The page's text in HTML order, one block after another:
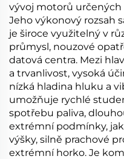
vývoj motorů určených
Jeho výkonový rozsah
je široce využitelný v
průmysl, nouzové
datová centra. Mezi
a trvanlivost, vysoká
nízká hladina hluku a
umožňuje rychlé
spotřebu paliva,
extrémní podmínky,
výšky, silně prachové
extrémní horko. Je